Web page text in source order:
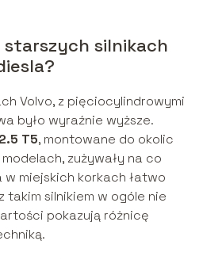
starszych silnikach
Volvo, z pięciocylindrowymi
było wyraźnie wyższe.
2.5 T5, montowane do okolic
zużywały na co
w miejskich korkach łatwo
takim silnikiem w ogóle nie
pokazują różnicę